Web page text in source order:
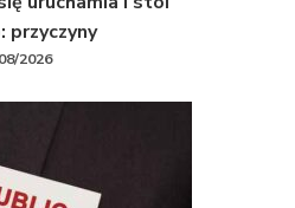
przyczyny
2026